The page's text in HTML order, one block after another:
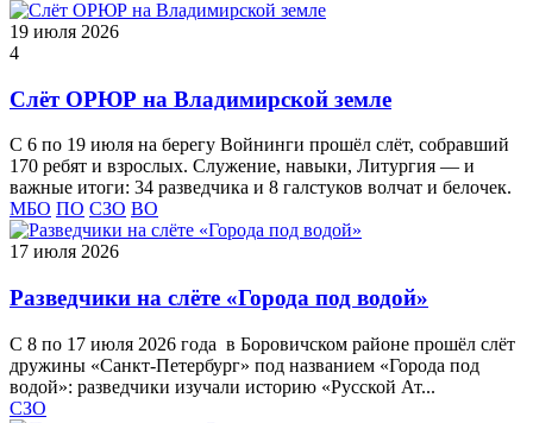
19 июля 2026
4
Слёт ОРЮР на Владимирской земле
С 6 по 19 июля на берегу Войнинги прошёл слёт, собравший
170 ребят и взрослых. Служение, навыки, Литургия — и
важные итоги: 34 разведчика и 8 галстуков волчат и белочек.
МБО ПО СЗО ВО
17 июля 2026
Разведчики на слёте «Города под водой»
С 8 по 17 июля 2026 года в Боровичском районе прошёл слёт
дружины «Санкт-Петербург» под названием «Города под
водой»: разведчики изучали историю «Русской Ат...
СЗО